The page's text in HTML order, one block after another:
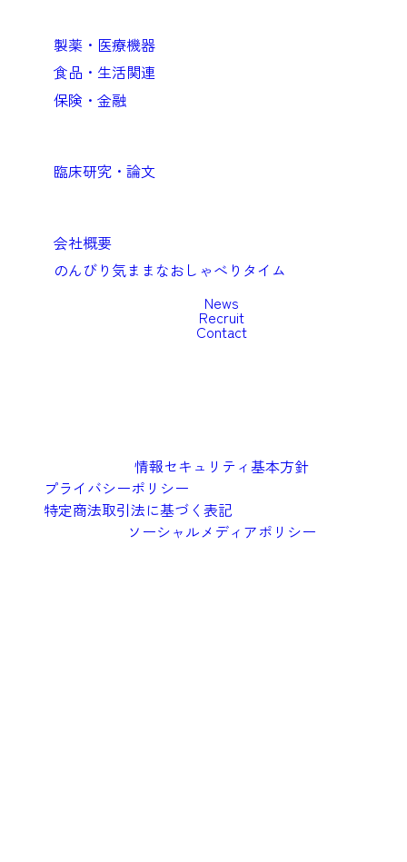
製薬・医療機器
食品・生活関連
保険・金融
臨床研究・論文
会社概要
のんびり気ままなおしゃべりタイム
News
Recruit
Contact
情報セキュリティ基本方針
プライバシーポリシー
特定商法取引法に基づく表記
ソーシャルメディアポリシー